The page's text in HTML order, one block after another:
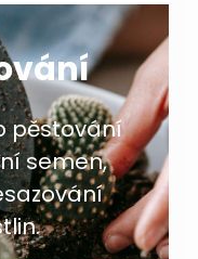
pěstování
semen,